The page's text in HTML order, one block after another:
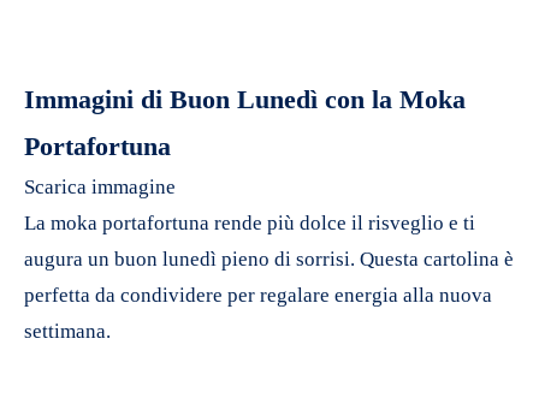
Immagini di Buon Lunedì con la Moka
Portafortuna
Scarica immagine
La moka portafortuna rende più dolce il risveglio e ti
augura un buon lunedì pieno di sorrisi. Questa cartolina è
perfetta da condividere per regalare energia alla nuova
settimana.